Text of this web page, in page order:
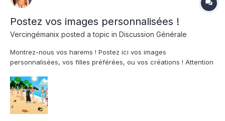
Postez vos images personnalisées !
Vercingémanix posted a topic in Discussion Générale
Montrez-nous vos harems ! Postez ici vos images
personnalisées, vos filles préférées, ou vos créations ! Attention
à la plage ! Et le lien pour aller le voir directement en jeu :
https://www.hentaiheroes.com/hero/196145/...